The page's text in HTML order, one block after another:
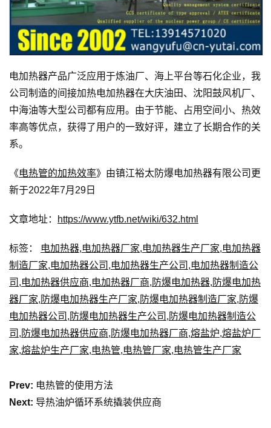
电加热器产品广泛应用于炼油厂、海上平台等石化企业，我
公司制造的间接加热电加热器在大庆油田、沈阳鼓风机厂、
中海油等大型公司都有应用。由于节能、占用空间小、热效
率高等优点，获得了用户的一致好评，建立了长期合作的关
系。
《电热管的加热效率》由镇江裕太防爆电加热器有限公司更
新于2022年7月29日
文章地址： https://www.ytfb.net/wiki/632.html
标签： 电加热器,电加热器厂家,电加热器生产厂家,电加热器
制造厂家,电加热器公司 ,电加热器生产公司 ,电加热器制造公
司 ,电加热器供应商,电加热器厂商, 防爆电加热器, 防爆电加热
器厂家, 防爆电加热器生产厂家, 防爆电加热器制造厂家, 防爆
电加热器公司 , 防爆电加热器生产公司 , 防爆电加热器制造公
司 , 防爆电加热器供应商, 防爆电加热器厂商,熔盐炉,熔盐炉厂
家,熔盐炉生产厂家,电热管,电热管厂家,电热管生产厂家
Prev: 电热管的使用方法
Next: 导热油炉循环系统撬装供应商